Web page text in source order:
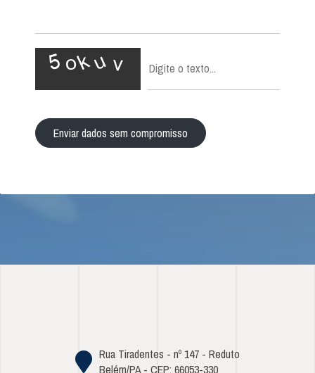
Enviar dados sem compromisso
Rua Tiradentes - nº 147 - Reduto
Belém/PA - CEP: 66053-330